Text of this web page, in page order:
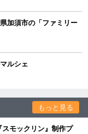
加須市の「ファミリー
ルシェ
もっと見る
モックリン』制作プ